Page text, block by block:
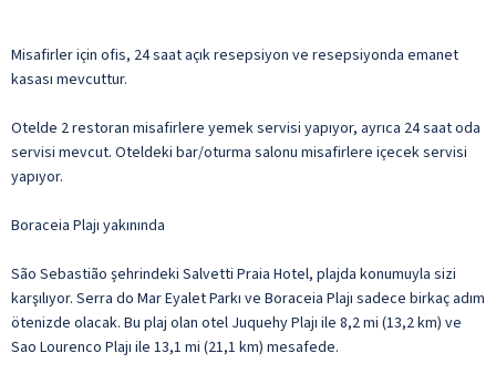
Misafirler için ofis, 24 saat açık resepsiyon ve resepsiyonda emanet
kasası mevcuttur.
Otelde 2 restoran misafirlere yemek servisi yapıyor, ayrıca 24 saat oda
servisi mevcut. Oteldeki bar/oturma salonu misafirlere içecek servisi
yapıyor.
Boraceia Plajı yakınında
São Sebastião şehrindeki Salvetti Praia Hotel, plajda konumuyla sizi
karşılıyor. Serra do Mar Eyalet Parkı ve Boraceia Plajı sadece birkaç adım
ötenizde olacak. Bu plaj olan otel Juquehy Plajı ile 8,2 mi (13,2 km) ve
Sao Lourenco Plajı ile 13,1 mi (21,1 km) mesafede.